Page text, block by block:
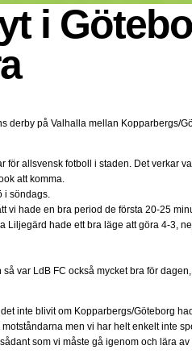
i
derby på Valhalla mellan Kopparbergs/
allsvensk fotboll i staden. Det verkar
att komma.
i söndags.
vi hade en bra period de första 20-25
Liljegärd hade ett bra läge att göra 4-3,
var LdB FC också mycket bra för
inte blivit om Kopparbergs/Göteborg
men vi har helt enkelt inte
som vi måste gå igenom och lära av